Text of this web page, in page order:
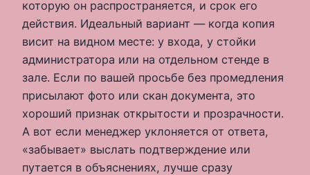
которую он распространяется, и срок его
действия. Идеальный вариант — когда копия
висит на видном месте: у входа, у стойки
администратора или на отдельном стенде в
зале. Если по вашей просьбе без промедления
присылают фото или скан документа, это
хороший признак открытости и прозрачности.
А вот если менеджер уклоняется от ответа,
«забывает» выслать подтверждение или
путается в объяснениях, лучше сразу